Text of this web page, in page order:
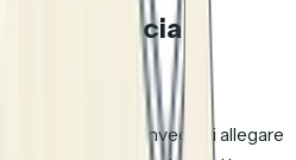
traccia il
incrementale. Invece di allegare